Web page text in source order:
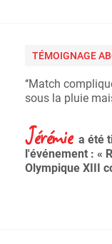
TÉMOIGNAGE
‘‘Match
sous la pluie
Jérémie a été
l'événement : «
Olympique XIII